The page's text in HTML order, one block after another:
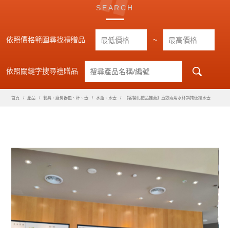
SEARCH
依照價格範圍尋找禮贈品 ~
依照關鍵字搜尋禮贈品
首頁 產品 餐具、廚房器皿、杯、壺 水瓶、水壺 【客製化禮品推薦】直飲兩用水杯斜挎便攜水壺